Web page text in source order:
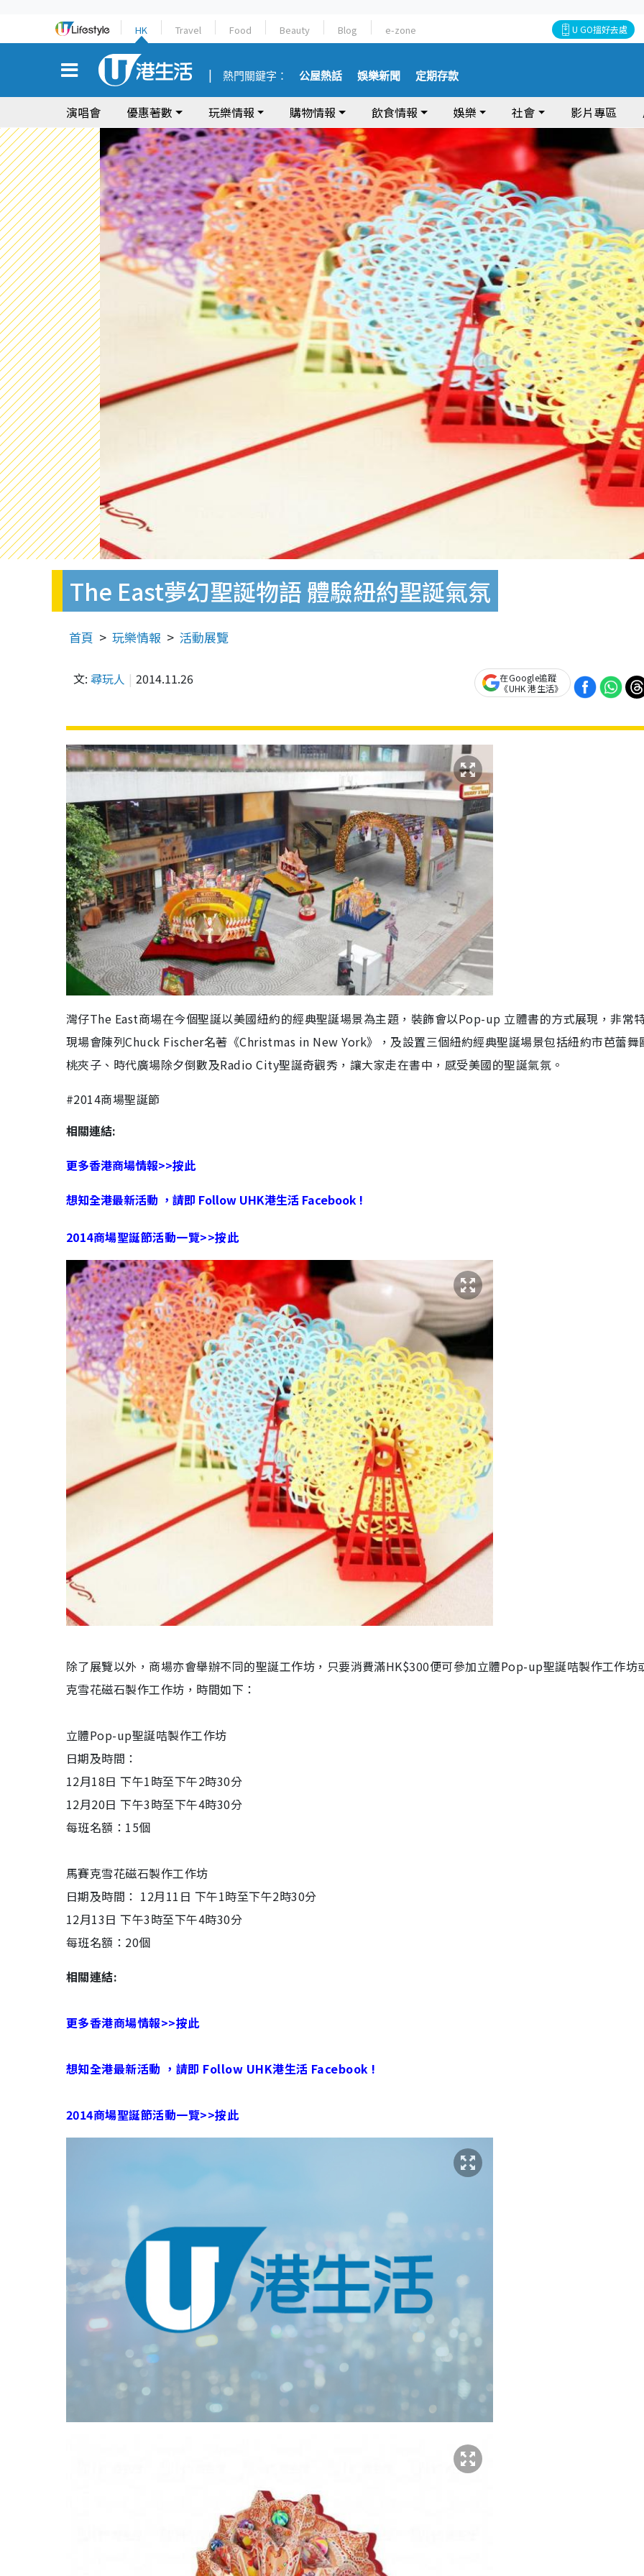
HK Travel Food Beauty Blog e-zone U GO搵好去處
熱門關鍵字： 公屋熱話 娛樂新聞 定期存款
演唱會 優惠著數 玩樂情報 購物情報 飲食情報 娛樂 社會 影片專區
The East夢幻聖誕物語 體驗紐約聖誕氣氛
首頁 玩樂情報 活動展覽
文: 尋玩人 2014.11.26
在Google追蹤
《UHK 港生活》
灣仔The East商場在今個聖誕以美國紐約的經典聖誕場景為主題，裝飾會以Pop-up 立體書的方式展現，非常
現場會陳列Chuck Fischer名著《Christmas in New York》，及設置三個紐約經典聖誕場景包括紐約市芭蕾舞
桃夾子、時代廣場除夕倒數及Radio City聖誕奇觀秀，讓大家走在書中，感受美國的聖誕氣氛。
#2014商場聖誕節
相關連結:
更多香港商場情報>>按此
想知全港最新活動 ，請即 Follow UHK港生活 Facebook !
2014商場聖誕節活動一覽>>按此
除了展覽以外，商場亦會舉辦不同的聖誕工作坊，只要消費滿HK$300便可參加立體Pop-up聖誕咭製作工作坊
克雪花磁石製作工作坊，時間如下：
立體Pop-up聖誕咭製作工作坊
日期及時間：
12月18日 下午1時至下午2時30分
12月20日 下午3時至下午4時30分
每班名額：15個
馬賽克雪花磁石製作工作坊
日期及時間： 12月11日 下午1時至下午2時30分
12月13日 下午3時至下午4時30分
每班名額：20個
相關連結:
更多香港商場情報>>按此
想知全港最新活動 ，請即 Follow UHK港生活 Facebook !
2014商場聖誕節活動一覽>>按此